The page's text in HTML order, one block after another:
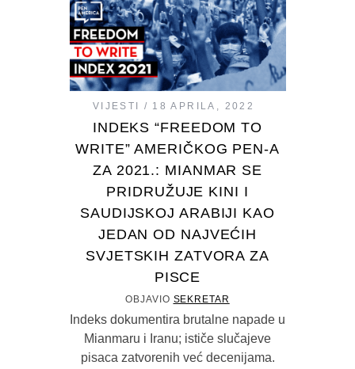
VIJESTI 18 APRILA, 2022
INDEKS “FREEDOM TO
WRITE” AMERIČKOG PEN-A
ZA 2021.: MIANMAR SE
PRIDRUŽUJE KINI I
SAUDIJSKOJ ARABIJI KAO
JEDAN OD NAJVEĆIH
SVJETSKIH ZATVORA ZA
PISCE
OBJAVIO SEKRETAR
Indeks dokumentira brutalne napade u
Mianmaru i Iranu; ističe slučajeve
pisaca zatvorenih već decenijama.